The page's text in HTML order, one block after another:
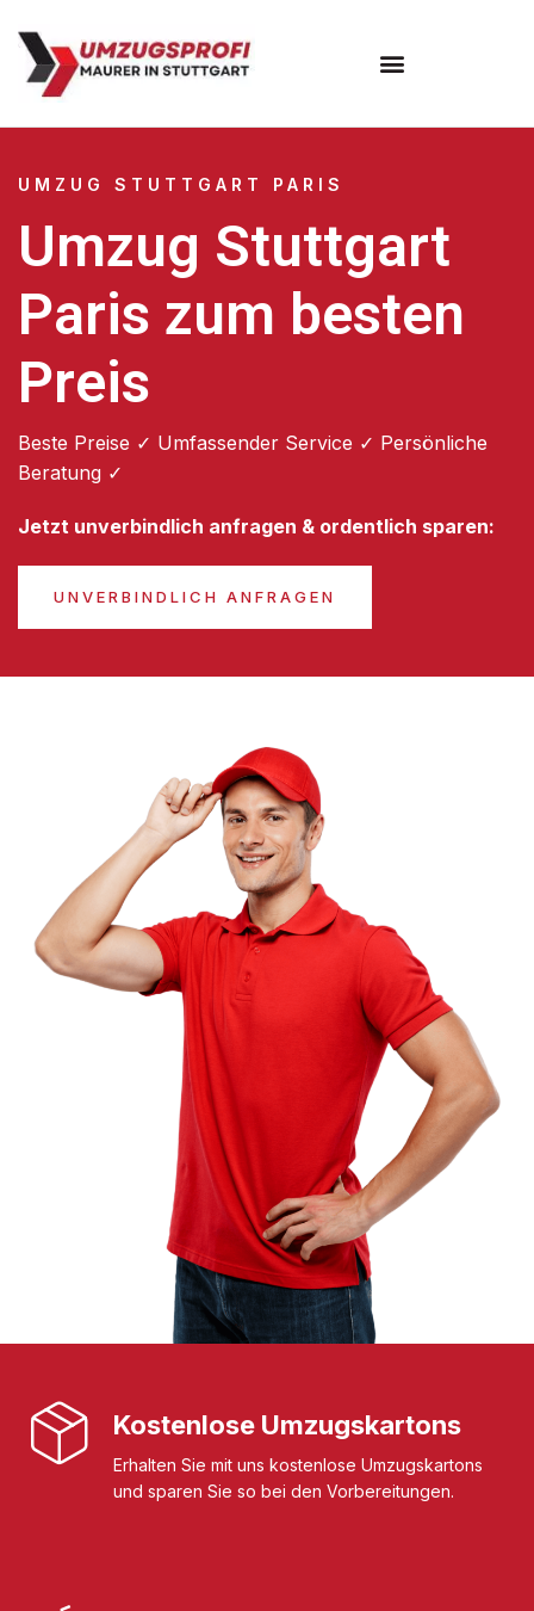
UMZUG STUTTGART PARIS
Umzug Stuttgart
Paris zum besten
Preis
Beste Preise ✓ Umfassender Service ✓ Persönliche
Beratung ✓
Jetzt unverbindlich anfragen & ordentlich sparen:
UNVERBINDLICH ANFRAGEN
Kostenlose Umzugskartons
Erhalten Sie mit uns kostenlose Umzugskartons
und sparen Sie so bei den Vorbereitungen.